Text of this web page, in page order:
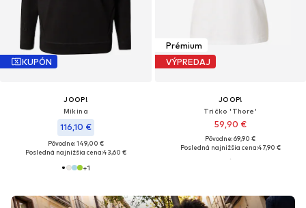
KUPÓN
JOOP!
Mikina
116,10 €
Pôvodne: 149,00 €
Posledná najnižšia cena:43,60 €
+1
Prémium
VÝPREDAJ
JOOP!
Tričko 'Thore'
59,90 €
Pôvodne: 69,90 €
Posledná najnižšia cena:47,90 €